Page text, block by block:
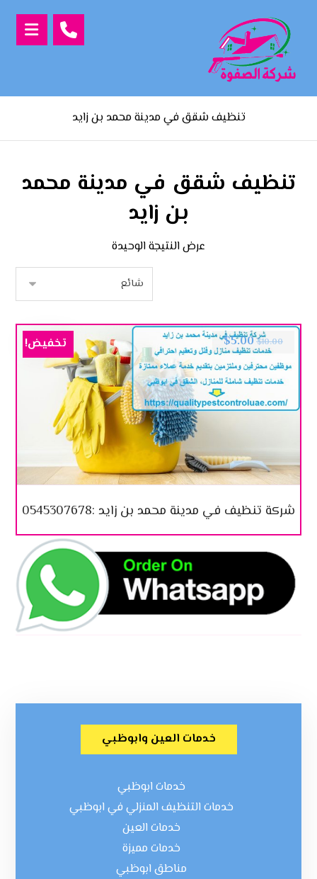
تنظيف شقق في مدينة محمد بن زايد
تنظيف شقق في مدينة محمد
بن زايد
عرض النتيجة الوحيدة
شركة تنظيف في مدينة محمد بن زايد :0545307678
$10.00
$5.00 تخفيض!
خدمات العين وابوظبي
خدمات ابوظبي
خدمات التنظيف المنزلي في ابوظبي
خدمات العين
خدمات مميزة
مناطق ابوظبي